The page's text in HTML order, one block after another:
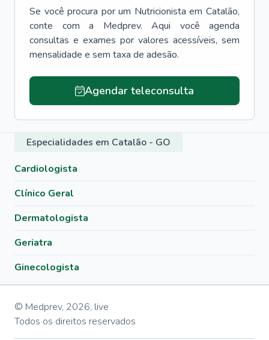
Se você procura por um Nutricionista em Catalão,
conte com a Medprev. Aqui você agenda
consultas e exames por valores acessíveis, sem
mensalidade e sem taxa de adesão.
Agendar teleconsulta
Especialidades em Catalão - GO
Cardiologista
Clínico Geral
Dermatologista
Geriatra
Ginecologista
© Medprev, 2026, live
Todos os direitos reservados